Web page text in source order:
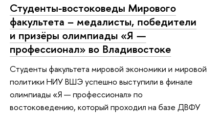
Студенты-востоковеды Мирового
факультета – медалисты, победители
и призёры олимпиады «Я —
профессионал» во Владивостоке
Студенты факультета мировой экономики и мировой
политики НИУ ВШЭ успешно выступили в финале
олимпиады «Я — профессионал» по
востоковедению, который проходил на базе ДВФУ